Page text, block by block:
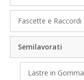
Fascette e Raccordi
Semilavorati
Lastre in Gomma